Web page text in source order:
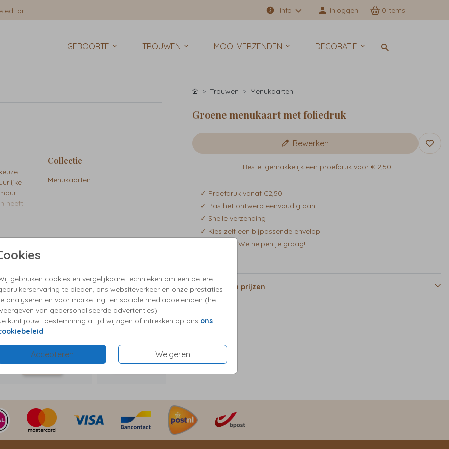
editor Info Inloggen 0
GEBOORTE TROUWEN MOOI VERZENDEN DECORATIE
gebruiken cookies en vergelijkbare technieken om een betere
te bieden, ons websiteverkeer en onze prestaties
analyseren en voor marketing- en sociale mediadoeleinden (het
van gepersonaliseerde advertenties).
kunt jouw toestemming altijd wijzigen of intrekken op ons ons
Accepteren Weigeren
heeft
voor
Collectie
Menukaarten
Trouwen Menukaarten
Groene menukaart met foliedruk
Bewerken
Bestel gemakkelijk een proefdruk voor € 2,50
✓ Proefdruk vanaf €2,50
✓ Pas het ontwerp eenvoudig aan
✓ Snelle verzending
✓ Kies zelf een bijpassende envelop
✓ Vragen? We helpen je graag!
Formaten en prijzen